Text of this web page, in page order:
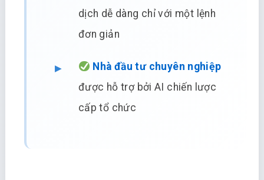
dịch dễ dàng chỉ với một lệnh
đơn giản
Nhà đầu tư chuyên nghiệp
được hỗ trợ bởi AI chiến lược
cấp tổ chức